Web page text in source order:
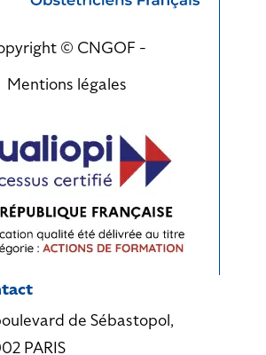
© CNGOF -
Mentions légales
de Sébastopol,
PARIS